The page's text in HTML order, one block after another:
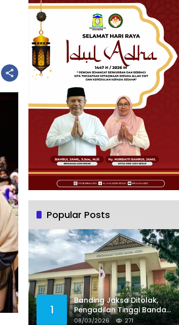
Popular Posts
1
Banding Jaksa Ditolak,
Pengadilan Tinggi Banda
Aceh Tegaskan Putusan
08/03/2026 271